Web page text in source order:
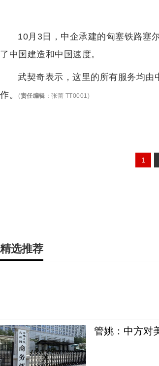
10月3日，中企承建的匈塞铁路塞
了中国建造和中国速度。
武契奇表示，这里的所有服务均
作。
(责任编辑 ： 张蕾 TT0001)
1
精选推荐
管姚：中方对